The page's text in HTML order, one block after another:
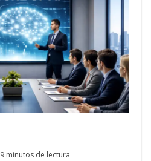
9 minutos de lectura